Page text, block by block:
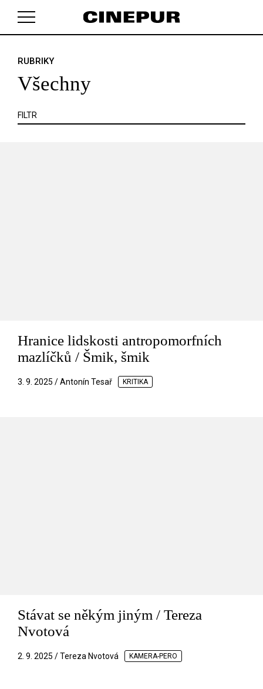
RUBRIKY
Všechny
FILTR
KRITIKA MIMO KINO POJEM PORTRÉT
Hranice lidskosti antropomorfních
mazlíčků / Šmik, šmik
3. 9. 2025 / Antonín Tesař KRITIKA
Stávat se někým jiným / Tereza
Nvotová
2. 9. 2025 / Tereza Nvotová KAMERA-PERO